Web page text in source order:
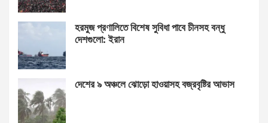
হরমুজ প্রণালিতে বিশেষ সুবিধা পাবে চীনসহ বন্ধু
দেশগুলো: ইরান
দেশের ৯ অঞ্চলে ঝোড়ো হাওয়াসহ বজ্রবৃষ্টির আভাস